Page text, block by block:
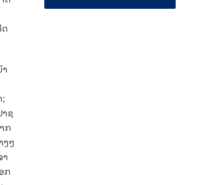
;
ຊ
ກ
ງໆ
ກ